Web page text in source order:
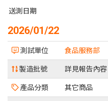
送測日期
2026/01/22
測試單位 食品服務部
製造批號 詳見報告內容
產品分類 其它商品